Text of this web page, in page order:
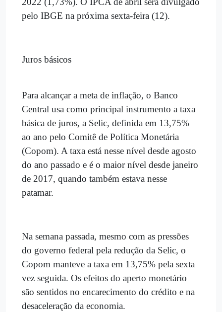
pelo IBGE na próxima sexta-feira (12).
Juros básicos
Para alcançar a meta de inflação, o Banco
Central usa como principal instrumento a taxa
básica de juros, a Selic, definida em 13,75%
ao ano pelo Comitê de Política Monetária
(Copom). A taxa está nesse nível desde agosto
do ano passado e é o maior nível desde janeiro
de 2017, quando também estava nesse
patamar.
Na semana passada, mesmo com as pressões
do governo federal pela redução da Selic, o
Copom manteve a taxa em 13,75% pela sexta
vez seguida. Os efeitos do aperto monetário
são sentidos no encarecimento do crédito e na
desaceleração da economia.